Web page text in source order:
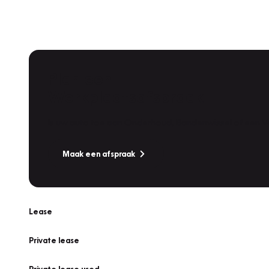
Maak een afspraak
Lease
Private lease